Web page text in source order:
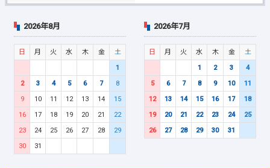
2026年8月
日 月 火 水 木 金
土
1
2
3 4 5 6 7
8
9
10 11 12 13 14
15
16
17 18 19 20 21
22
23
24 25 26 27 28
29
30
31
2026年7月
日 月 火 水 木 金
土
1
2 3
4
5
6 7 8 9 10
11
12
13 14 15 16 17
18
19
20 21 22 23 24
25
26
27 28 29 30 31